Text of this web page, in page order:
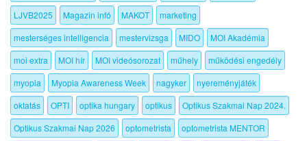
LJVB2025
Magazin infó MAKOT
marketing
mesterséges intelligencia
mestervizsga MIDO
MOI Akadémia
moi extra
MOI hír MOI videósorozat műhely
működési engedély
myopia
Myopia Awareness Week nagyker
nyereményjáték
oktatás
OPTI optika hungary optikus
Optikus Szakmai Nap 2024.
Optikus Szakmai Nap 2026
optometrista
optometrista MENTOR